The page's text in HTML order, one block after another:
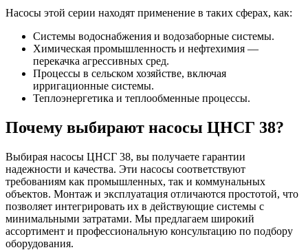
Насосы этой серии находят применение в таких сферах, как:
Системы водоснабжения и водозаборные системы.
Химическая промышленность и нефтехимия —
перекачка агрессивных сред.
Процессы в сельском хозяйстве, включая
ирригационные системы.
Теплоэнергетика и теплообменные процессы.
Почему выбирают насосы ЦНСГ 38?
Выбирая насосы ЦНСГ 38, вы получаете гарантии
надежности и качества. Эти насосы соответствуют
требованиям как промышленных, так и коммунальных
объектов. Монтаж и эксплуатация отличаются простотой, что
позволяет интегрировать их в действующие системы с
минимальными затратами. Мы предлагаем широкий
ассортимент и профессиональную консультацию по подбору
оборудования.